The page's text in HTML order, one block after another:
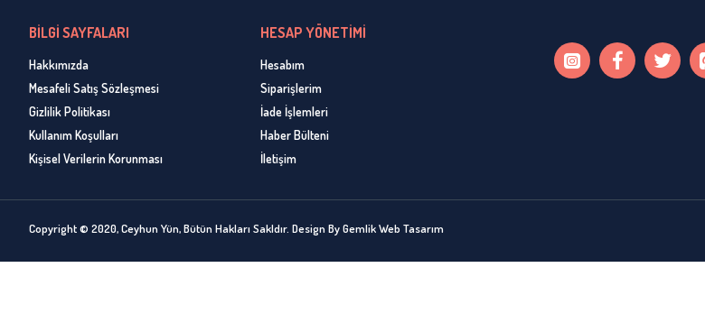
BİLGİ SAYFALARI
Hakkımızda
Mesafeli Satış Sözleşmesi
Gizlilik Politikası
Kullanım Koşulları
Kişisel Verilerin Korunması
HESAP YÖNETİMİ
Hesabım
Siparişlerim
İade İşlemleri
Haber Bülteni
İletişim
Copyright © 2020, Ceyhun Yün, Bütün Hakları Sakldır. Design By Gemlik Web Tasarım